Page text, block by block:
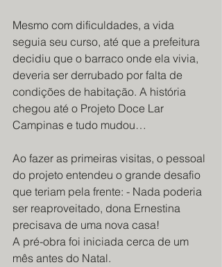
Mesmo com dificuldades, a vida
seguia seu curso, até que a prefeitura
decidiu que o barraco onde ela vivia,
deveria ser derrubado por falta de
condições de habitação. A história
chegou até o Projeto Doce Lar
Campinas e tudo mudou…
Ao fazer as primeiras visitas, o pessoal
do projeto entendeu o grande desafio
que teriam pela frente: - Nada poderia
ser reaproveitado, dona Ernestina
precisava de uma nova casa!
A pré-obra foi iniciada cerca de um
mês antes do Natal.